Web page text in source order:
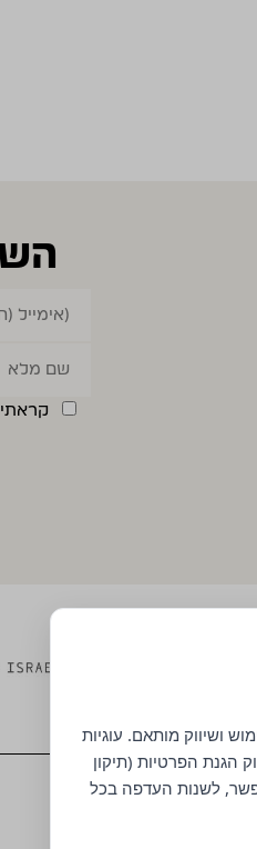
ושיווק מותאם. עוגיות
הגנת הפרטיות (תיקון
לשנות העדפה בכל